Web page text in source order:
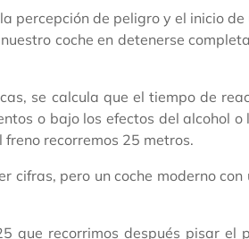
percepción de peligro y el inicio
coche en detenerse
se calcula que el tiempo de
o bajo los efectos del alcohol
recorremos 25 metros.
cifras, pero un coche moderno
que recorrimos después pisar el